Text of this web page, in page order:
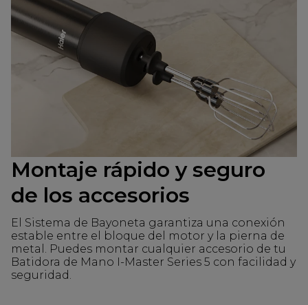
Montaje rápido y seguro
de los accesorios
El Sistema de Bayoneta garantiza una conexión
estable entre el bloque del motor y la pierna de
metal. Puedes montar cualquier accesorio de tu
Batidora de Mano I-Master Series 5 con facilidad y
seguridad.